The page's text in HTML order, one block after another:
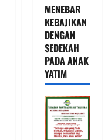
MENEBAR
KEBAJIKAN
DENGAN
SEDEKAH
PADA ANAK
YATIM